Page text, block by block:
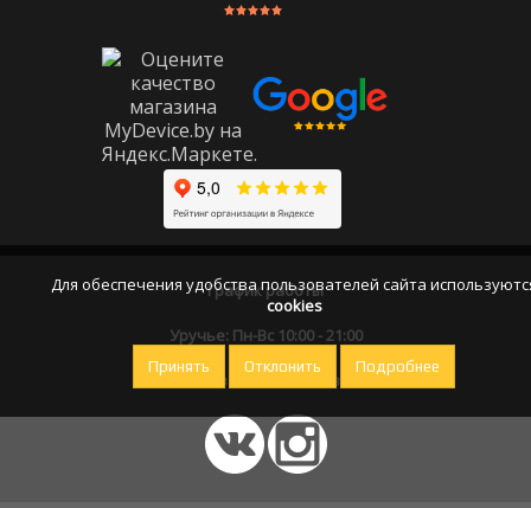
График работы
Уручье: Пн-Вс 10:00 - 21:00
Оставайтесь на связи
Для обеспечения удобства пользователей сайта
cookies
Принять Отклонить Подробнее